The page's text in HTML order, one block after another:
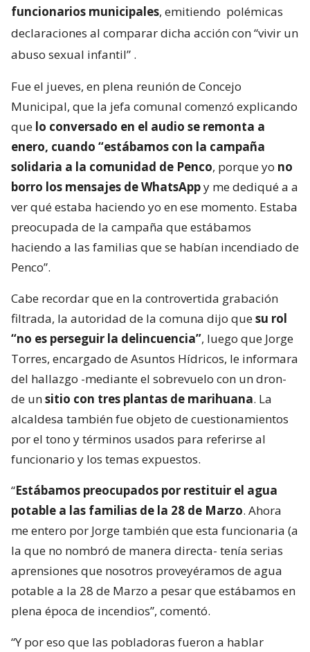
funcionarios municipales, emitiendo polémicas
declaraciones al comparar dicha acción con “vivir un
abuso sexual infantil” .
Fue el jueves, en plena reunión de Concejo
Municipal, que la jefa comunal comenzó explicando
que lo conversado en el audio se remonta a
enero, cuando “estábamos con la campaña
solidaria a la comunidad de Penco, porque yo no
borro los mensajes de WhatsAppy me dediqué a a
ver qué estaba haciendo yo en ese momento. Estaba
preocupada de la campaña que estábamos
haciendo a las familias que se habían incendiado de
Penco”.
Cabe recordar que en la controvertida grabación
filtrada, la autoridad de la comuna dijo quesu rol
“no es perseguir la delincuencia”, luego que Jorge
Torres, encargado de Asuntos Hídricos, le informara
del hallazgo -mediante el sobrevuelo con un dron-
de unsitio con tres plantas de marihuana. La
alcaldesa también fue objeto de cuestionamientos
por el tono y términos usados para referirse al
funcionario y los temas expuestos.
“Estábamos preocupados por restituir el agua
potable a las familias de la 28 de Marzo. Ahora
me entero por Jorge también que esta funcionaria (a
la que no nombró de manera directa- tenía serias
aprensiones que nosotros proveyéramos de agua
potable a la 28 de Marzo a pesar que estábamos en
plena época de incendios”, comentó.
“Y por eso que las pobladoras fueron a hablar